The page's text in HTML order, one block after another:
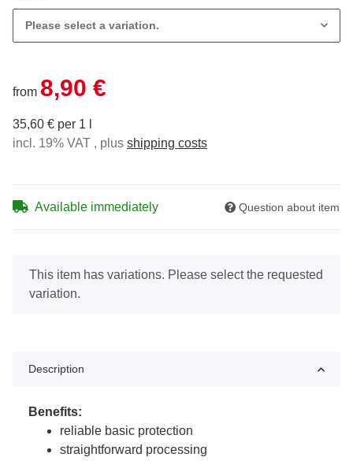
Please select a variation.
from 8,90 €
35,60 € per 1 l
incl. 19% VAT , plus shipping costs
Available immediately Question about item
x
This item has variations. Please select the requested
variation.
Description
Benefits:
reliable basic protection
straightforward processing